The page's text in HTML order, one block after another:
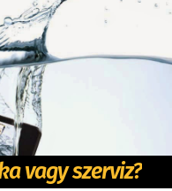
vagy szerviz?